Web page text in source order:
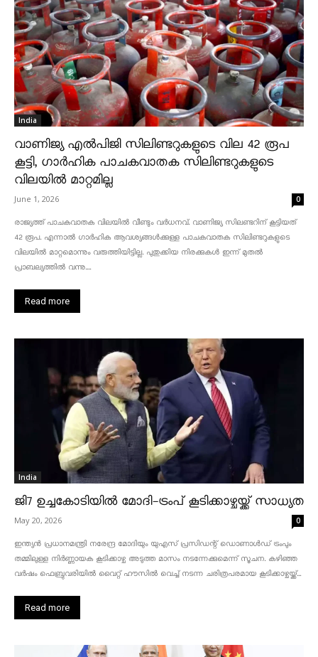
India
വാണിജ്യ എൽപിജി സിലിണ്ടറുകളുടെ വില 42 രൂപ
കൂട്ടി, ഗാർഹിക പാചകവാതക സിലിണ്ടറുകളുടെ
വിലയിൽ മാറ്റമില്ല
June 1, 2026 0
രാജ്യത്ത് പാചകവാതക വിലയിൽ വീണ്ടും വർധനവ്. വാണിജ്യ സിലണ്ടറിന് കൂട്ടിയത്
42 രൂപ. എന്നാൽ ഗാർഹിക ആവശ്യങ്ങൾക്കുള്ള പാചകവാതക സിലിണ്ടറുകളുടെ
വിലയിൽ മാറ്റമൊന്നും വരുത്തിയിട്ടില്ല. പുതുക്കിയ നിരക്കുകൾ ഇന്ന് മുതൽ
പ്രാബല്യത്തിൽ വന്നു....
Read more
India
ജി7 ഉച്ചകോടിയിൽ മോദി-ട്രംപ് കൂടിക്കാഴ്ചയ്ക്ക് സാധ്യത
May 20, 2026 0
ഇന്ത്യൻ പ്രധാനമന്ത്രി നരേന്ദ്ര മോദിയും യുഎസ് പ്രസിഡന്റ് ഡൊണാൾഡ് ട്രംപും
തമ്മിലുള്ള നിർണ്ണായക കൂടിക്കാഴ്ച അടുത്ത മാസം നടന്നേക്കുമെന്ന് സൂചന. കഴിഞ്ഞ
വർഷം ഫെബ്രുവരിയിൽ വൈറ്റ് ഹൗസിൽ വെച്ച് നടന്ന ചരിത്രപരമായ കൂടിക്കാഴ്ചയ്ക്ക്...
Read more